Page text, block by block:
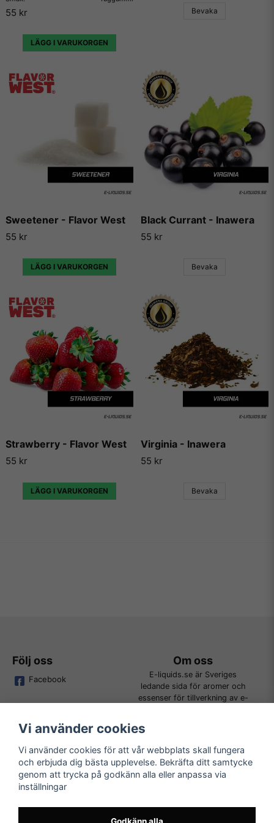
55 kr
LÄGG I VARUKORGEN
Bevaka
Sweetener - Flavor West
55 kr
LÄGG I VARUKORGEN
Black Currant - Inawera
55 kr
Bevaka
Strawberry - Flavor West
55 kr
LÄGG I VARUKORGEN
Virginia - Inawera
55 kr
Bevaka
Vill du ha tips på blandningar och recept som du kan
använda dessa aromer till, så finns det en hel uppsjö av
lägga ut sina egna e-juice recept. Vi väljer dock att inte länka
vidare till några sådana recept då vi inte vill rekommendera
Följ oss
Facebook
Om oss
E-liquids.se är Sveriges
ledande sida för aromer och
essenser för tillverkning av e-
Kundtjänst
Tveka inte att kontakta oss på
order@e-liquids.se om du har
några frågor, funderingar eller
önskemål om produkter!
Läs mer
Vi använder cookies
Vi använder cookies för att vår webbplats skall fungera
och erbjuda dig bästa upplevelse. Bekräfta ditt samtycke
genom att trycka på godkänn alla eller anpassa via
inställningar
Godkänn alla